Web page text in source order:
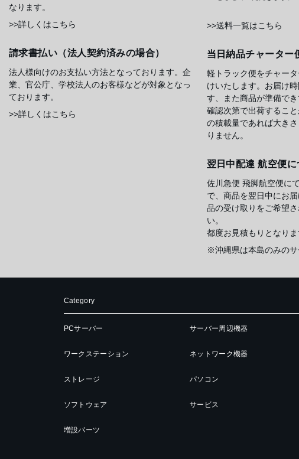
なります。
>>詳しくはこちら
請求書払い（法人契約済みの場合）
法人様向けのお支払い方法となっております。企
業、官公庁、学校法人のお客様などが対象となっ
ております。
>>詳しくはこちら
>>送料一覧はこちら
当日納品チャーター
軽トラック便をチャー
けいたします。お届け
す、また商品が準備で
確認次第で出荷するこ
の積載量であれば大き
りません。
翌日中配達 航空便に
佐川急便 飛脚航空便に
で、商品を翌日中にお
品の受け取りをご希望
い。
都度お見積もりとなりま
※沖縄県は本島のみのサ
Category
PCサーバー
ワークステーション
ストレージ
ソフトウェア
増設パーツ
サーバー周辺機器
ネットワーク機器
パソコン
サービス